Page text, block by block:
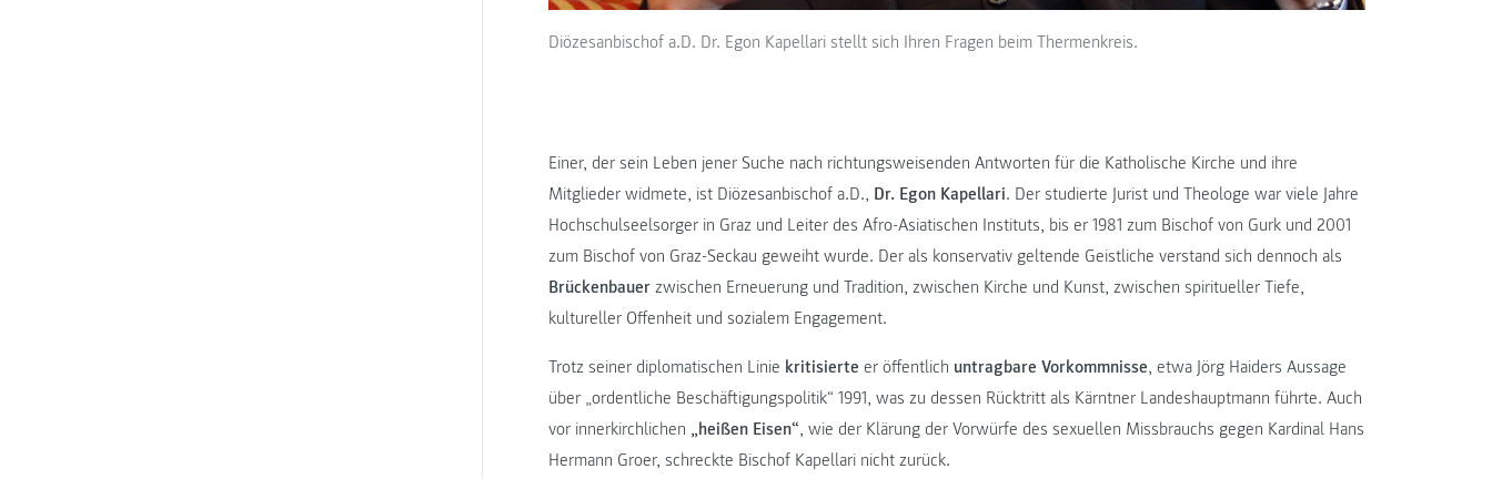
Diözesanbischof a.D. Dr. Egon Kapellari stellt sich Ihren Fragen beim Thermenkreis.
Einer, der sein Leben jener Suche nach richtungsweisenden Antworten für die Katholische Kirche und ihre
Mitglieder widmete, ist Diözesanbischof a.D., Dr. Egon Kapellari. Der studierte Jurist und Theologe war viele Jahre
Hochschulseelsorger in Graz und Leiter des Afro-Asiatischen Instituts, bis er 1981 zum Bischof von Gurk und 2001
zum Bischof von Graz-Seckau geweiht wurde. Der als konservativ geltende Geistliche verstand sich dennoch als
Brückenbauer zwischen Erneuerung und Tradition, zwischen Kirche und Kunst, zwischen spiritueller Tiefe,
kultureller Offenheit und sozialem Engagement.
Trotz seiner diplomatischen Linie kritisierte er öffentlich untragbare Vorkommnisse, etwa Jörg Haiders Aussage
über „ordentliche Beschäftigungspolitik“ 1991, was zu dessen Rücktritt als Kärntner Landeshauptmann führte. Auch
vor innerkirchlichen „heißen Eisen“, wie der Klärung der Vorwürfe des sexuellen Missbrauchs gegen Kardinal Hans
Hermann Groer, schreckte Bischof Kapellari nicht zurück.